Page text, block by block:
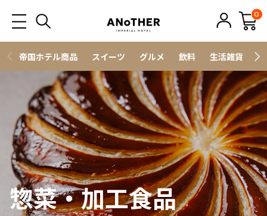
0
帝国ホテル商品 スイーツ グルメ 飲料 生活雑貨
惣菜・加工食品